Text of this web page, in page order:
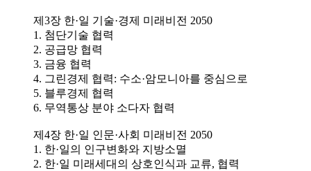
제3장 한·일 기술·경제 미래비전 2050
1. 첨단기술 협력
2. 공급망 협력
3. 금융 협력
4. 그린경제 협력: 수소·암모니아를 중심으로
5. 블루경제 협력
6. 무역통상 분야 소다자 협력
제4장 한·일 인문·사회 미래비전 2050
1. 한·일의 인구변화와 지방소멸
2. 한·일 미래세대의 상호인식과 교류, 협력